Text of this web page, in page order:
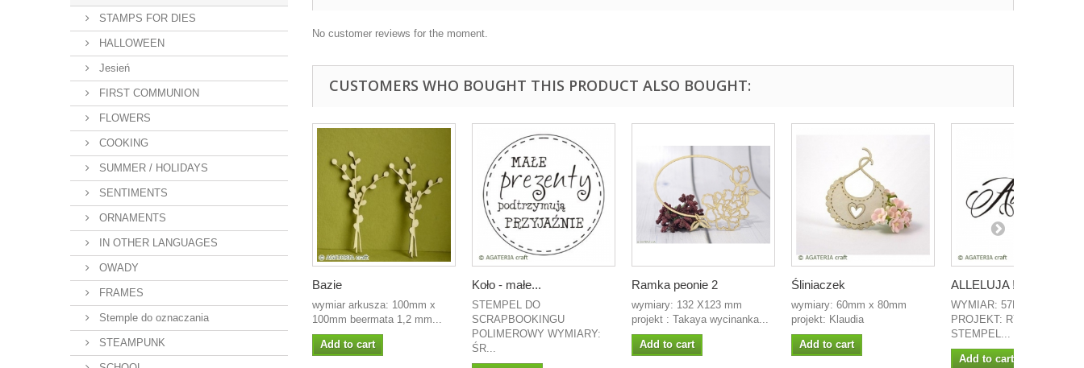
STAMPS FOR DIES
HALLOWEEN
Jesień
FIRST COMMUNION
FLOWERS
COOKING
SUMMER / HOLIDAYS
SENTIMENTS
ORNAMENTS
IN OTHER LANGUAGES
OWADY
FRAMES
Stemple do oznaczania
STEAMPUNK
No customer reviews for the moment.
CUSTOMERS WHO BOUGHT THIS PRODUCT ALSO BOUGHT:
Bazie
wymiar arkusza: 100mm x
100mm beermata 1,2 mm...
Add to cart
Koło - małe...
STEMPEL DO
SCRAPBOOKINGU
POLIMEROWY WYMIARY:
ŚR...
Ramka peonie 2
wymiary: 132 X123 mm
projekt : Takaya wycinanka...
Add to cart
Śliniaczek
wymiary: 60mm x 80mm
projekt: Klaudia
Add to cart
ALLELUJA ! 2
WYMIAR: 57MM X 23MM
PROJEKT: RYSA
STEMPEL...
Add to cart